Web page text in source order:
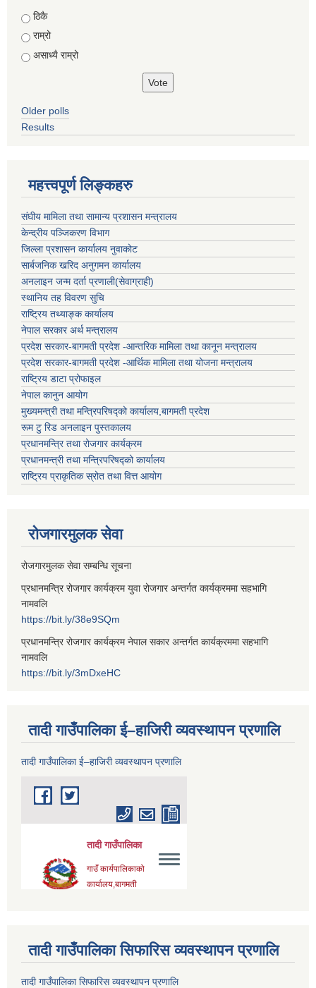
Choices
ठिकै
राम्रो
असाध्यै राम्रो
Older polls
Results
महत्त्वपूर्ण लिङ्कहरु
संघीय मामिला तथा सामान्य प्रशासन मन्त्रालय
केन्द्रीय पञ्जिकरण विभाग
जिल्ला प्रशासन कार्यालय नुवाकोट
सार्बजनिक खरिद अनुगमन कार्यालय
अनलाइन जन्म दर्ता प्रणाली(सेवाग्राही)
स्थानिय तह विवरण सुचि
राष्ट्रिय तथ्याङ्क कार्यालय
नेपाल सरकार अर्थ मन्त्रालय
प्रदेश सरकार-बागमती प्रदेश -आन्तरिक मामिला तथा कानून मन्त्रालय
प्रदेश सरकार-बागमती प्रदेश -आर्थिक मामिला तथा योजना मन्त्रालय
राष्ट्रिय डाटा प्रोफाइल
नेपाल कानुन आयोग
मुख्यमन्त्री तथा मन्त्रिपरिषद्को कार्यालय,बागमती प्रदेश
रूम टु रिड अनलाइन पुस्तकालय
प्रधानमन्त्रि तथा रोजगार कार्यक्रम
प्रधानमन्त्री तथा मन्त्रिपरिषद्को कार्यालय
राष्ट्रिय प्राकृतिक स्रोत तथा वित्त आयोग
रोजगारमुलक सेवा
रोजगारमुलक सेवा सम्बन्धि सूचना
प्रधानमन्त्रि रोजगार कार्यक्रम युवा रोजगार अन्तर्गत कार्यक्रममा सहभागि
नामवलि
https://bit.ly/38e9SQm
प्रधानमन्त्रि रोजगार कार्यक्रम नेपाल सकार अन्तर्गत कार्यक्रममा सहभागि
नामवलि
https://bit.ly/3mDxeHC
तादी गाउँपालिका ई–हाजिरी व्यवस्थापन प्रणालि
तादी गाउँपालिका ई–हाजिरी व्यवस्थापन प्रणालि
तादी गाउँपालिका सिफारिस व्यवस्थापन प्रणालि
तादी गाउँपालिका सिफारिस व्यवस्थापन प्रणालि